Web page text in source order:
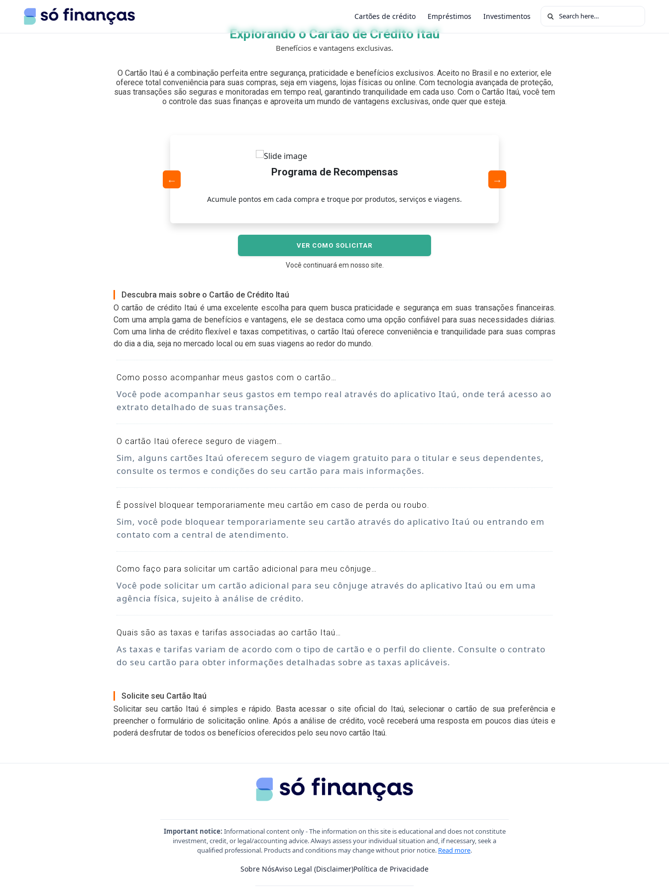
Cartões de crédito Empréstimos Investimentos Search for:
×
Explorando o Cartão de Crédito Itaú
Benefícios e vantagens exclusivas.
O Cartão Itaú é a combinação perfeita entre segurança, praticidade e benefícios exclusivos. Aceito no Brasil e no exterior, ele
oferece total conveniência para suas compras, seja em viagens, lojas físicas ou online. Com tecnologia avançada de proteção,
suas transações são seguras e monitoradas em tempo real, garantindo tranquilidade em cada uso. Com o Cartão Itaú, você tem
o controle das suas finanças e aproveita um mundo de vantagens exclusivas, onde quer que esteja.
Programa de Recompensas
Acumule pontos em cada compra e troque por produtos, serviços e viagens.
VER COMO SOLICITAR
Você continuará em nosso site.
Descubra mais sobre o Cartão de Crédito Itaú
O cartão de crédito Itaú é uma excelente escolha para quem busca praticidade e segurança em suas transações financeiras.
Com uma ampla gama de benefícios e vantagens, ele se destaca como uma opção confiável para suas necessidades diárias.
Com uma linha de crédito flexível e taxas competitivas, o cartão Itaú oferece conveniência e tranquilidade para suas compras
do dia a dia, seja no mercado local ou em suas viagens ao redor do mundo.
Como posso acompanhar meus gastos com o cartão…
Você pode acompanhar seus gastos em tempo real através do aplicativo Itaú, onde terá acesso ao
extrato detalhado de suas transações.
O cartão Itaú oferece seguro de viagem…
Sim, alguns cartões Itaú oferecem seguro de viagem gratuito para o titular e seus dependentes,
consulte os termos e condições do seu cartão para mais informações.
É possível bloquear temporariamente meu cartão em caso de perda ou roubo.
Sim, você pode bloquear temporariamente seu cartão através do aplicativo Itaú ou entrando em
contato com a central de atendimento.
Como faço para solicitar um cartão adicional para meu cônjuge…
Você pode solicitar um cartão adicional para seu cônjuge através do aplicativo Itaú ou em uma
agência física, sujeito à análise de crédito.
Quais são as taxas e tarifas associadas ao cartão Itaú…
As taxas e tarifas variam de acordo com o tipo de cartão e o perfil do cliente. Consulte o contrato
do seu cartão para obter informações detalhadas sobre as taxas aplicáveis.
Solicite seu Cartão Itaú
Solicitar seu cartão Itaú é simples e rápido. Basta acessar o site oficial do Itaú, selecionar o cartão de sua preferência e
preencher o formulário de solicitação online. Após a análise de crédito, você receberá uma resposta em poucos dias úteis e
poderá desfrutar de todos os benefícios oferecidos pelo seu novo cartão Itaú.
Important notice: Informational content only - The information on this site is educational and does not constitute
investment, credit, or legal/accounting advice. Always assess your individual situation and, if necessary, seek a
qualified professional. Products and conditions may change without prior notice. Read more.
Sobre NósAviso Legal (Disclaimer)Política de Privacidade